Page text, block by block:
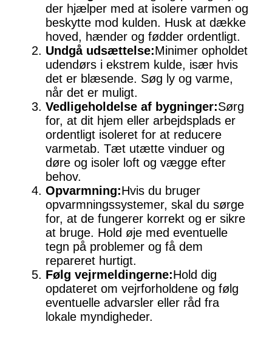
der hjælper med at isolere varmen og
beskytte mod kulden. Husk at dække
hoved, hænder og fødder ordentligt.
Undgå udsættelse:Minimer opholdet
udendørs i ekstrem kulde, især hvis
det er blæsende. Søg ly og varme,
når det er muligt.
Vedligeholdelse af bygninger:Sørg
for, at dit hjem eller arbejdsplads er
ordentligt isoleret for at reducere
varmetab. Tæt utætte vinduer og
døre og isoler loft og vægge efter
behov.
Opvarmning:Hvis du bruger
opvarmningssystemer, skal du sørge
for, at de fungerer korrekt og er sikre
at bruge. Hold øje med eventuelle
tegn på problemer og få dem
repareret hurtigt.
Følg vejrmeldingerne:Hold dig
opdateret om vejrforholdene og følg
eventuelle advarsler eller råd fra
lokale myndigheder.